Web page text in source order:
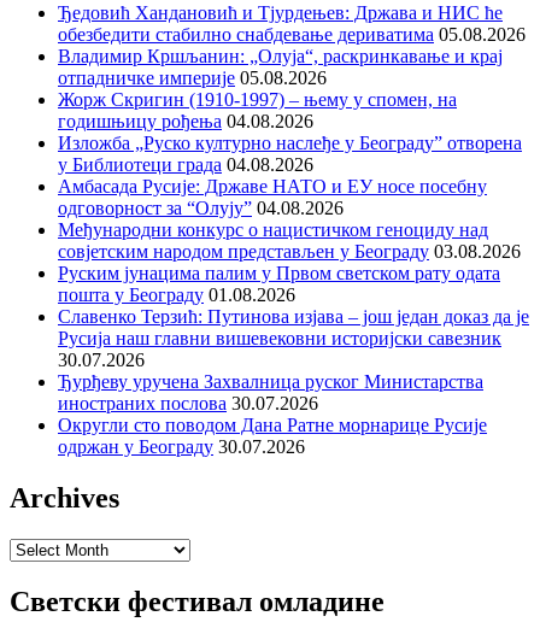
Ђедовић Хандановић и Тјурдењев: Држава и НИС ће
обезбедити стабилно снабдевање дериватима 05.08.2026
Владимир Кршљанин: „Олуја“, раскринкавање и крај
отпадничке империје 05.08.2026
Жорж Скригин (1910-1997) – њему у спомен, на
годишњицу рођења 04.08.2026
Изложба „Руско културно наслеђе у Београду” отворена
у Библиотеци града 04.08.2026
Амбасада Русије: Државе НАТО и ЕУ носе посебну
одговорност за “Олују” 04.08.2026
Међународни конкурс о нацистичком геноциду над
совјетским народом представљен у Београду 03.08.2026
Руским јунацима палим у Првом светском рату одата
пошта у Београду 01.08.2026
Славенко Терзић: Путинова изјава – још један доказ да је
Русија наш главни вишевековни историјски савезник
30.07.2026
Ђурђеву уручена Захвалница руског Министарства
иностраних послова 30.07.2026
Округли сто поводом Дана Ратне морнарице Русије
одржан у Београду 30.07.2026
Archives
Archives
Светски фестивал омладине